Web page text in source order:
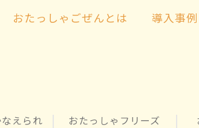
おたっしゃごぜんとは 導入事例
えられ
おたっしゃフリーズ